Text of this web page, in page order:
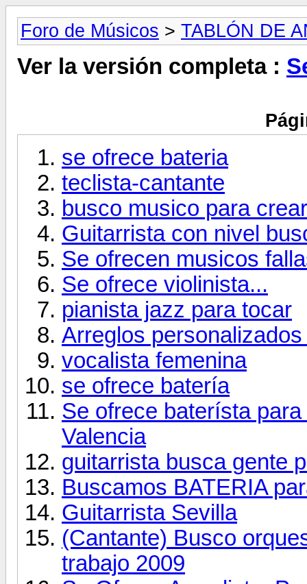
Foro de Músicos > TABLÓN DE
Ver la versión completa :
se ofrece bateria
teclista-cantante
busco musico para
Guitarrista con nivel
Se ofrecen musicos
Se ofrece violinista...
pianista jazz para tocar
Arreglos
vocalista femenina
se ofrece batería
Se ofrece baterísta
Valencia
guitarrista busca gente
Buscamos BATERIA
Guitarrista Sevilla
(Cantante) Busco
trabajo 2009